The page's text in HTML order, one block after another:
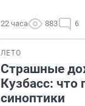
22 часа 883 6
ЛЕТО
Страшные
Кузбасс: что
синоптики